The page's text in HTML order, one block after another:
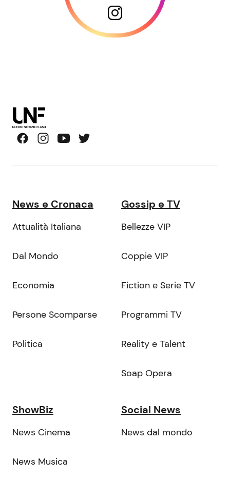
News e Cronaca
Attualità Italiana
Dal Mondo
Economia
Persone Scomparse
Politica
Gossip e TV
Bellezze VIP
Coppie VIP
Fiction e Serie TV
Programmi TV
Reality e Talent
Soap Opera
ShowBiz
News Cinema
News Musica
Social News
News dal mondo